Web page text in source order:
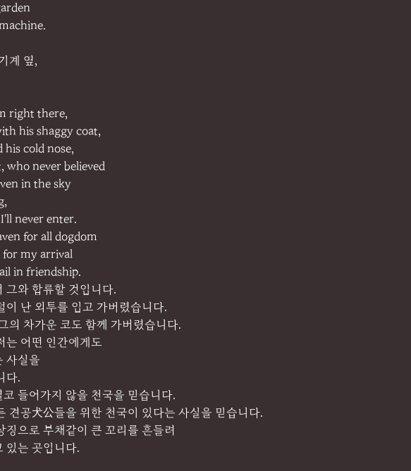
계 옆,
right there,
his shaggy coat,
his cold nose,
who never believed
in the sky
never enter.
for all dogdom
my arrival
in friendship.
그와 합류할 것입니다.
이 난 외투를 입고 가버렸습니다.
의 차가운 코도 함께 가버렸습니다.
는 어떤 인간에게도
사실을
다.
들어가지 않을 천국을 믿습니다.
견공犬公들을 위한 천국이 있다는 사실을 믿습니다.
징으로 부채같이 큰 꼬리를 흔들려
있는 곳입니다.